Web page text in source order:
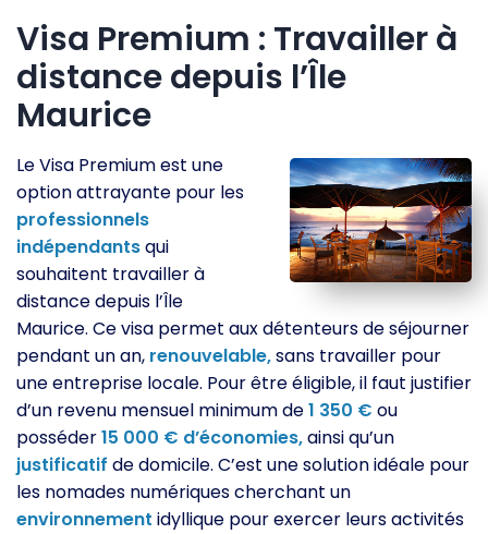
Visa Premium : Travailler à
distance depuis l’Île
Maurice
Le Visa Premium est une
option attrayante pour les
professionnels
indépendantsqui
souhaitent travailler à
distance depuis l’Île
Maurice. Ce visa permet aux détenteurs de séjourner
pendant un an, renouvelable,sans travailler pour
une entreprise locale. Pour être éligible, il faut justifier
d’un revenu mensuel minimum de1 350 € ou
posséder15 000 € d’économies,ainsi qu’un
justificatif de domicile. C’est une solution idéale pour
les nomades numériques cherchant un
environnement idyllique pour exercer leurs activités